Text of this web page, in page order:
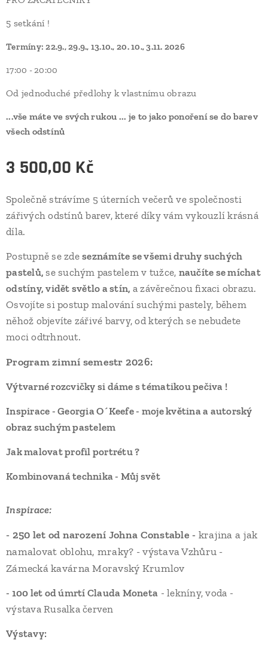
5 setkání !
Termíny: 22.9., 29.9., 13.10., 20. 10., 3.11. 2026
17:00 - 20:00
Od jednoduché předlohy k vlastnímu obrazu
...vše máte ve svých rukou ... je to jako ponoření se do barev
všech odstínů
3 500,00 Kč
Společně strávíme 5 úterních večerů ve společnosti
zářivých odstínů barev, které díky vám vykouzlí krásná
díla.
Postupně se zdeseznámíte se všemi druhy suchých
pastelů,se suchým pastelem v tužce, naučíte se míchat
odstíny, vidět světlo a stín, a závěrečnou fixaci obrazu.
Osvojíte si postup malování suchými pastely, během
něhož objevíte zářivé barvy, od kterých se nebudete
moci odtrhnout.
Program zimní semestr 2026:
Výtvarné rozcvičky si dáme s tématikou pečiva !
Inspirace - Georgia O´Keefe - moje květina a autorský
obraz suchým pastelem
Jak malovat profil portrétu ?
Kombinovaná technika - Můj svět
Inspirace:
- 250 let od narození Johna Constable - krajina a jak
namalovat oblohu, mraky? - výstava Vzhůru -
Zámecká kavárna Moravský Krumlov
- 100 let od úmrtí Clauda Moneta - lekníny, voda -
výstava Rusalka červen
Výstavy: